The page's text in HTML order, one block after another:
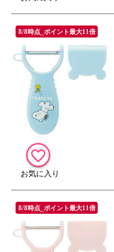
8/8時点_ポイント最大11倍
8/8時点_ポイント最大11倍